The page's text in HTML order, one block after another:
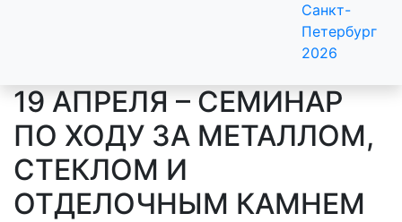
Санкт-
Петербург
2026
19 АПРЕЛЯ – СЕМИНАР
ПО ХОДУ ЗА МЕТАЛЛОМ,
СТЕКЛОМ И
ОТДЕЛОЧНЫМ КАМНЕМ